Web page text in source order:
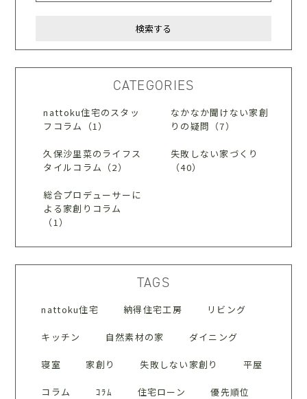
CATEGORIES
nattoku住宅のスタッ
フコラム（1）
なかなか聞けない家創
りの疑問（7）
久保沙里菜のライフス
タイルコラム（2）
失敗しない家づくり
（40）
総合プロデューサーに
よる家創りコラム
（1）
TAGS
nattoku住宅 納得住宅工房 リビング
キッチン 自然素材の家 ダイニング
寝室 家創り 失敗しない家創り 平屋
コラム ｺﾗﾑ 住宅ローン 優先順位